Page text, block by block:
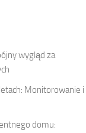
wygląd za
Monitorowanie i
domu: